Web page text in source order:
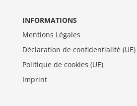
INFORMATIONS
Mentions Légales
Déclaration de confidentialité (UE)
Politique de cookies (UE)
Imprint